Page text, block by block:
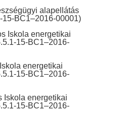
alapellátás
BC1–2016-00001)
Iskola energetikai
15-BC1–2016-
energetikai
15-BC1–2016-
Iskola energetikai
15-BC1–2016-